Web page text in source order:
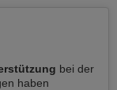
bei der
haben